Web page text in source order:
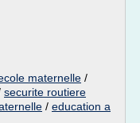
maternelle /
securite routiere
/ education a